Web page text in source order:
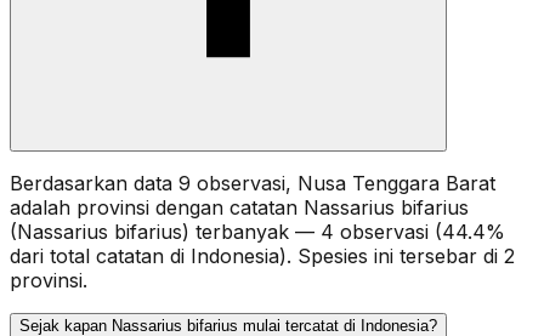
Berdasarkan data 9 observasi, Nusa Tenggara Barat
adalah provinsi dengan catatan Nassarius bifarius
(Nassarius bifarius) terbanyak — 4 observasi (44.4%
dari total catatan di Indonesia). Spesies ini tersebar di 2
provinsi.
Sejak kapan Nassarius bifarius mulai tercatat di Indonesia?